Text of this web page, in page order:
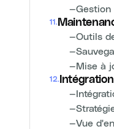
—Gestion
11 .
—Outils
—
—Mise à
12.
—
—
—Vue